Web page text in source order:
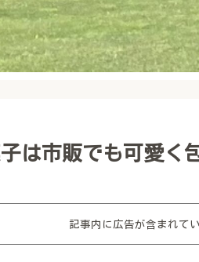
は市販でも可愛く
記事内に広告が含まれてい